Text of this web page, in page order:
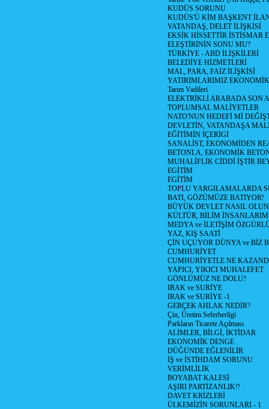
KUDÜS SORUNU
KUDÜS'Ü KİM BAŞKENT
VATANDAŞ, DELET İLİŞKİSİ
EKSİK HİSSETTİR İSTİSMAR
ELEŞTİRİNİN SONU MU?
TÜRKİYE - ABD İLİŞKİLERİ
BELEDİYE HİZMETLERİ
MAL, PARA, FAİZ İLİŞKİSİ
YATIRIMLARIMIZ
Tarım Vadileri
ELEKTRİKLİ ARABADA SON
TOPLUMSAL MALİYETLER
NATO'NUN HEDEFİ Mİ
DEVLETİN, VATANDAŞA
EĞİTİMİN İÇERİGİ
SANALİST, EKONOMİDEN
BETONLA, EKONOMİK
MUHALİFLİK CİDDİ İŞTİR
EGİTİM
EGİTİM
TOPLU YARGILAMALARDA
BATI, GÖZÜMÜZE BATIYOR!
BÜYÜK DEVLET NASIL
KÜLTÜR, BİLİM
MEDYA ve İLETİŞİM
YAZ, KIŞ SAATİ
ÇİN UÇUYOR DÜNYA ve BİZ
CUMHURİYET
CUMHURİYETLE NE
YAPICI, YIKICI MUHALEFET
GÖNLÜMÜZ NE DOLU?
IRAK ve SURİYE
IRAK ve SURİYE -1
GERÇEK AHLAK NEDİR?
Çin, Üretim Seferberligi
Parkların Ticarete Açılması
ALİMLER, BİLGİ, İKTİDAR
EKONOMİK DENGE
DÜĞÜNDE EĞLENİLİR
İŞ ve İSTİHDAM SORUNU
VERİMLİLİK
BOYABAT KALESİ
AŞIRI PARTİZANLIK!!
DAVET KRİZLERİ
ÜLKEMİZİN SORUNLARI - 1